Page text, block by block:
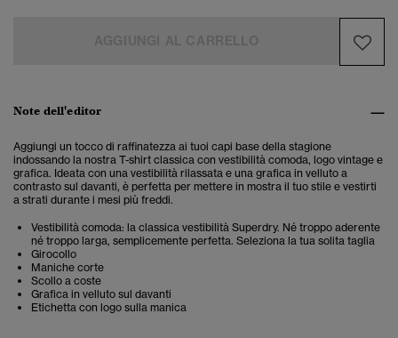
Note dell'editor
Aggiungi un tocco di raffinatezza ai tuoi capi base della stagione
indossando la nostra T-shirt classica con vestibilità comoda, logo vintage e
grafica. Ideata con una vestibilità rilassata e una grafica in velluto a
contrasto sul davanti, è perfetta per mettere in mostra il tuo stile e vestirti
a strati durante i mesi più freddi.
Vestibilità comoda: la classica vestibilità Superdry. Né troppo aderente
né troppo larga, semplicemente perfetta. Seleziona la tua solita taglia
Girocollo
Maniche corte
Scollo a coste
Grafica in velluto sul davanti
Etichetta con logo sulla manica